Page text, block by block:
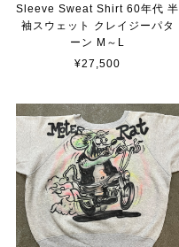
Sleeve Sweat Shirt 60年代 半
袖スウェット クレイジーパタ
ーン M～L
¥27,500